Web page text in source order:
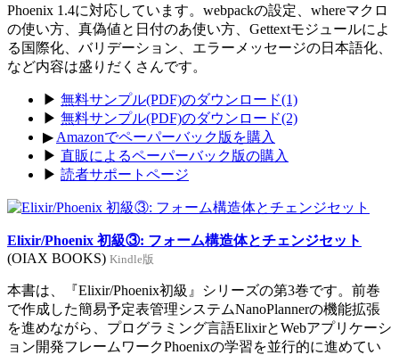
Phoenix 1.4に対応しています。webpackの設定、whereマクロ
の使い方、真偽値と日付のあ使い方、Gettextモジュールによ
る国際化、バリデーション、エラーメッセージの日本語化、
など内容は盛りだくさんです。
▶ 無料サンプル(PDF)のダウンロード(1)
▶ 無料サンプル(PDF)のダウンロード(2)
▶ Amazonでペーパーバック版を購入
▶ 直販によるペーパーバック版の購入
▶ 読者サポートページ
Elixir/Phoenix 初級③: フォーム構造体とチェンジセット
(OIAX BOOKS) Kindle版
本書は、『Elixir/Phoenix初級』シリーズの第3巻です。前巻
で作成した簡易予定表管理システムNanoPlannerの機能拡張
を進めながら、プログラミング言語ElixirとWebアプリケーシ
ョン開発フレームワークPhoenixの学習を並行的に進めてい